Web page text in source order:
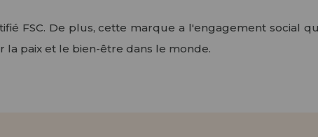
FSC. De plus, cette marque a l'engagement social
paix et le bien-être dans le monde.